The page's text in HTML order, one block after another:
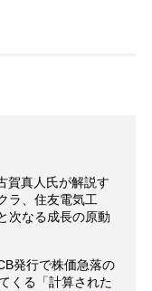
賀真人氏が解説す
ラ、住友電気工
次なる成長の原動
発行で株価急落の
くる「計算された